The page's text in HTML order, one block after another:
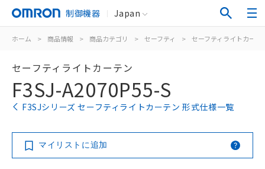
制御機器 Japan
ホーム > 商品情報 > 商品カテゴリ > セーフティ > セーフティライトカー
セーフティライトカーテン
F3SJ-A2070P55-S
F3SJシリーズ セーフティライトカーテン 形式仕様一覧
マイリストに追加